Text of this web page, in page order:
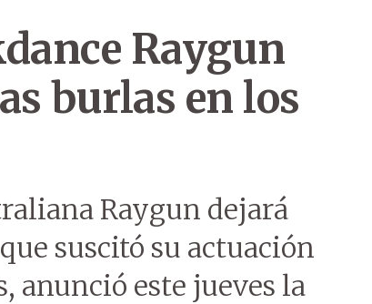
Raygun
burlas en los
Raygun dejará
suscitó su actuación
anunció este jueves la